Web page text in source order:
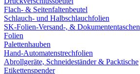
Flach- & Seitenfaltenbeutel
Schlauch- und Halbschlauchfolien
SK-Folien-Versand-, & Dokumententaschen
Folien
Palettenhauben
Hand-Automatenstrechfolien
Abrollgeräte, Schneideständer & Packtische
Etikettenspender